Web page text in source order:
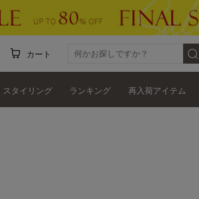
カート
スタイリング ランキング 再入荷アイテム